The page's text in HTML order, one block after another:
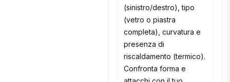
(sinistro/destro), tipo
(vetro o piastra
completa), curvatura e
presenza di
riscaldamento (termico).
Confronta forma e